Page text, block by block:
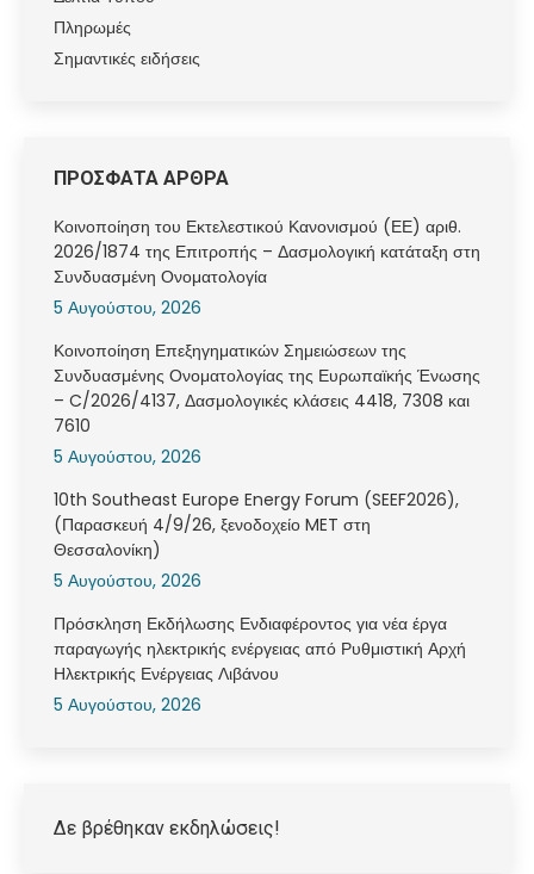
Πληρωμές
Σημαντικές ειδήσεις
ΠΡΟΣΦΑΤΑ ΑΡΘΡΑ
Κοινοποίηση του Εκτελεστικού Κανονισμού (ΕΕ) αριθ.
2026/1874 της Επιτροπής – Δασμολογική κατάταξη στη
Συνδυασμένη Ονοματολογία
5 Αυγούστου, 2026
Κοινοποίηση Επεξηγηματικών Σημειώσεων της
Συνδυασμένης Ονοματολογίας της Ευρωπαϊκής Ένωσης
– C/2026/4137, Δασμολογικές κλάσεις 4418, 7308 και
7610
5 Αυγούστου, 2026
10th Southeast Europe Energy Forum (SEEF2026),
(Παρασκευή 4/9/26, ξενοδοχείο MET στη
Θεσσαλονίκη)
5 Αυγούστου, 2026
Πρόσκληση Εκδήλωσης Ενδιαφέροντος για νέα έργα
παραγωγής ηλεκτρικής ενέργειας από Ρυθμιστική Αρχή
Ηλεκτρικής Ενέργειας Λιβάνου
5 Αυγούστου, 2026
Δε βρέθηκαν εκδηλώσεις!